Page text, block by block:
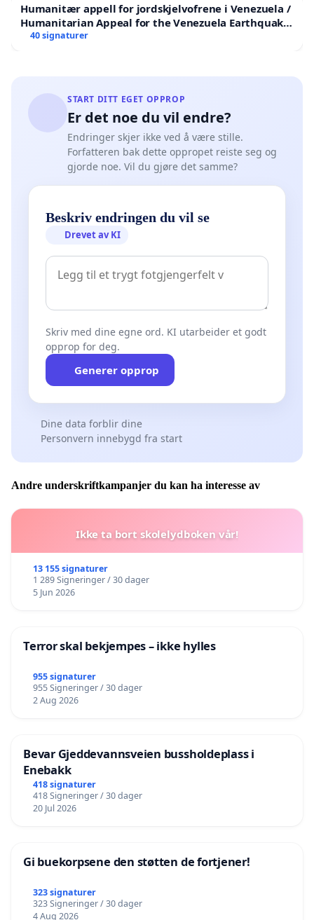
Humanitær appell for jordskjelvofrene i Venezuela /
Humanitarian Appeal for the Venezuela Earthquake
Victims
40 signaturer
START DITT EGET OPPROP
Er det noe du vil endre?
Endringer skjer ikke ved å være stille.
Forfatteren bak dette oppropet reiste seg og
gjorde noe. Vil du gjøre det samme?
Beskriv endringen du vil se
Drevet av KI
Skriv med dine egne ord. KI utarbeider et godt
opprop for deg.
Generer opprop
Dine data forblir dine
Personvern innebygd fra start
Andre underskriftkampanjer du kan ha interesse av
Ikke ta bort skolelydboken vår!
13 155 signaturer
1 289 Signeringer / 30 dager
5 Jun 2026
Terror skal bekjempes – ikke hylles
955 signaturer
955 Signeringer / 30 dager
2 Aug 2026
Bevar Gjeddevannsveien bussholdeplass i
Enebakk
418 signaturer
418 Signeringer / 30 dager
20 Jul 2026
Gi buekorpsene den støtten de fortjener!
323 signaturer
323 Signeringer / 30 dager
4 Aug 2026